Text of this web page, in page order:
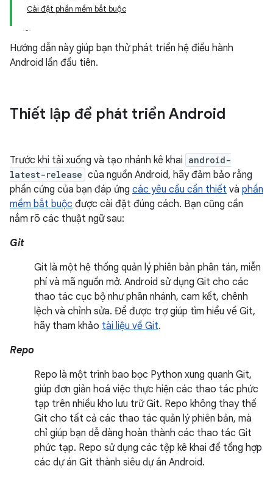
Cài đặt phần mềm bắt buộc
Hướng dẫn này giúp bạn thử phát triển hệ điều hành
Android lần đầu tiên.
Thiết lập để phát triển Android
Trước khi tải xuống và tạo nhánh kê khai android-
latest-release của nguồn Android, hãy đảm bảo rằng
phần cứng của bạn đáp ứng các yêu cầu cần thiết và phần
mềm bắt buộc được cài đặt đúng cách. Bạn cũng cần
nắm rõ các thuật ngữ sau:
Git
Git là một hệ thống quản lý phiên bản phân tán, miễn
phí và mã nguồn mở. Android sử dụng Git cho các
thao tác cục bộ như phân nhánh, cam kết, chênh
lệch và chỉnh sửa. Để được trợ giúp tìm hiểu về Git,
hãy tham khảo tài liệu về Git.
Repo
Repo là một trình bao bọc Python xung quanh Git,
giúp đơn giản hoá việc thực hiện các thao tác phức
tạp trên nhiều kho lưu trữ Git. Repo không thay thế
Git cho tất cả các thao tác quản lý phiên bản, mà
chỉ giúp bạn dễ dàng hoàn thành các thao tác Git
phức tạp. Repo sử dụng các tệp kê khai để tổng hợp
các dự án Git thành siêu dự án Android.